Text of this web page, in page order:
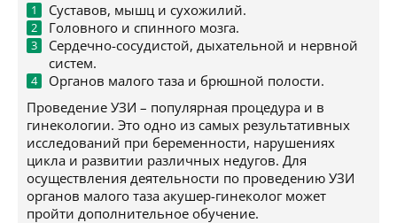
Суставов, мышц и сухожилий.
Головного и спинного мозга.
Сердечно-сосудистой, дыхательной и нервной
систем.
Органов малого таза и брюшной полости.
Проведение УЗИ – популярная процедура и в
гинекологии. Это одно из самых результативных
исследований при беременности, нарушениях
цикла и развитии различных недугов. Для
осуществления деятельности по проведению УЗИ
органов малого таза акушер-гинеколог может
пройти дополнительное обучение.